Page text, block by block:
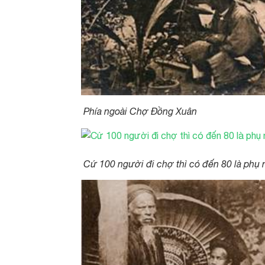
Phía ngoài Chợ Đồng Xuân
Cứ 100 người đi chợ thì có đến 80 là phụ